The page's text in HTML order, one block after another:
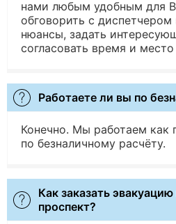
нами любым удобным для
обговорить с диспетчером
нюансы, задать
согласовать время и
Работаете ли вы по
Конечно. Мы работаем как
по безналичному расчёту.
Как заказать
проспект?